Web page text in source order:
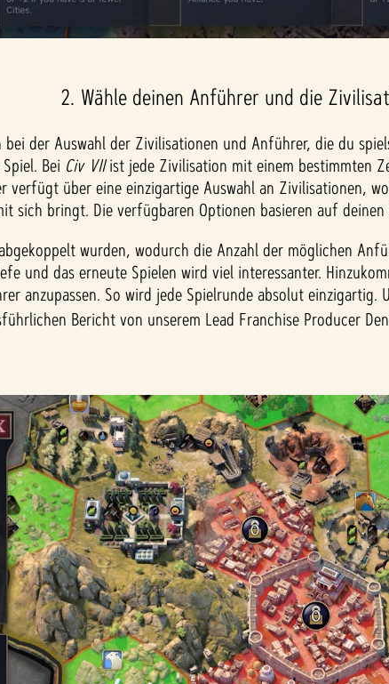
2. Wähle deinen Anführer und die
der Auswahl der Zivilisationen und Anführer, die du
Bei Civ VIIist jede Zivilisation mit einem bestimmten
verfügt über eine einzigartige Auswahl an Zivilisationen,
sich bringt. Die verfügbaren Optionen basieren auf
wurden, wodurch die Anzahl der möglichen
und das erneute Spielen wird viel interessanter.
anzupassen. So wird jede Spielrunde absolut
Bericht von unserem Lead Franchise Producer